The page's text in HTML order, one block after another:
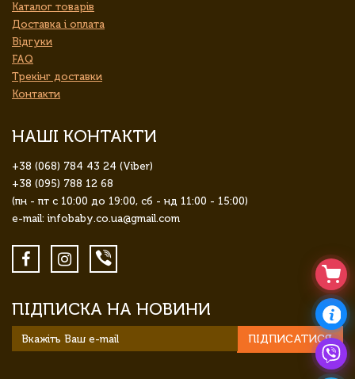
Каталог товарів
Доставка і оплата
Відгуки
FAQ
Трекінг доставки
Контакти
НАШІ КОНТАКТИ
+38 (068) 784 43 24 (Viber)
+38 (095) 788 12 68
(пн - пт с 10:00 до 19:00, сб - нд 11:00 - 15:00)
e-mail: infobaby.co.ua@gmail.com
ПІДПИСКА НА НОВИНИ
ПІДПИСАТИСЯ